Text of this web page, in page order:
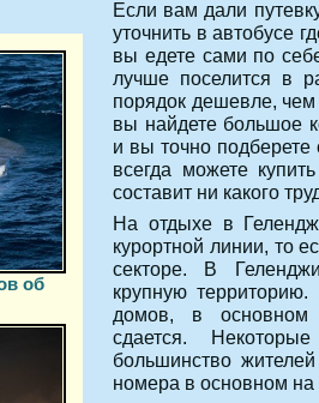
об
Если вам дали
уточнить в автобусе
вы едете сами по
лучше поселится в
порядок дешевле,
вы найдете большое
и вы точно
всегда можете
составит ни какого
На отдыхе в
курортной линии, то
секторе. В
крупную
домов, в основном
сдается.
большинство
номера в основном